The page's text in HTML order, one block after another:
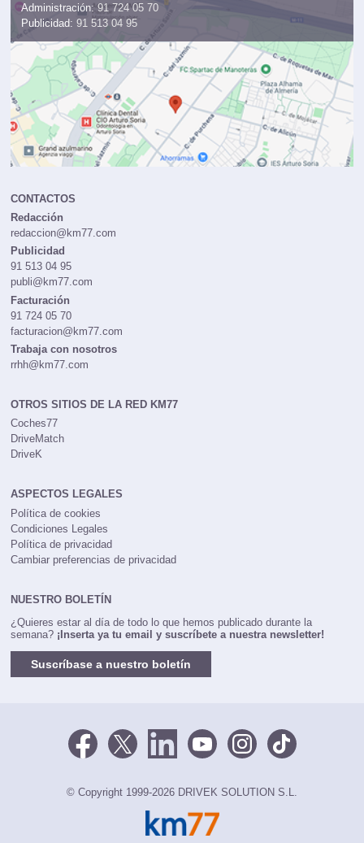
Administración: 91 724 05 70
Publicidad: 91 513 04 95
CONTACTOS
Redacción
redaccion@km77.com
Publicidad
91 513 04 95
publi@km77.com
Facturación
91 724 05 70
facturacion@km77.com
Trabaja con nosotros
rrhh@km77.com
OTROS SITIOS DE LA RED KM77
Coches77
DriveMatch
DriveK
ASPECTOS LEGALES
Política de cookies
Condiciones Legales
Política de privacidad
Cambiar preferencias de privacidad
NUESTRO BOLETÍN
¿Quieres estar al día de todo lo que hemos publicado durante la
semana? ¡Inserta ya tu email y suscríbete a nuestra newsletter!
Suscríbase a nuestro boletín
© Copyright 1999-2026 DRIVEK SOLUTION S.L.